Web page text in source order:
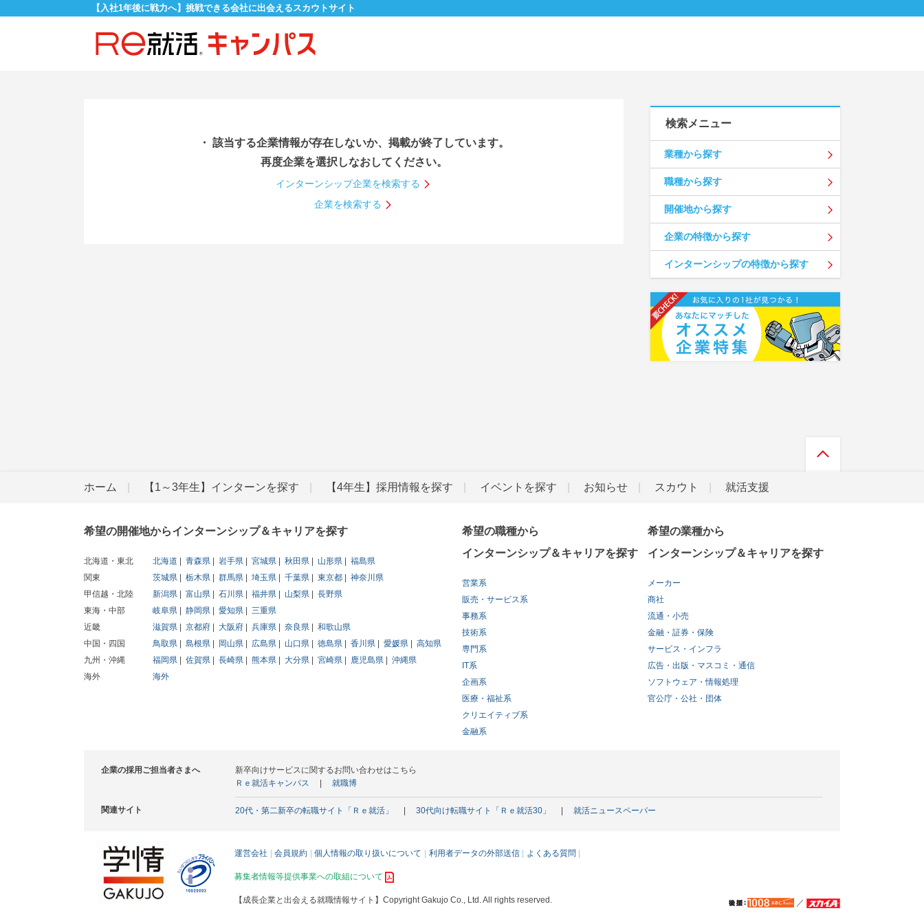
【入社1年後に戦力へ】挑戦できる会社に出会えるスカウトサイト
・ 該当する企業情報が存在しないか、掲載が終了しています。
再度企業を選択しなおしてください。
インターンシップ企業を検索する
企業を検索する
検索メニュー
業種から探す
職種から探す
開催地から探す
企業の特徴から探す
インターンシップの特徴から探す
ホーム 【1～3年生】インターンを探す 【4年生】採用情報を探す イベントを探す お知らせ スカウト 就活支援
希望の開催地からインターンシップ＆キャリアを探す
北海道・東北 北海道 青森県 岩手県 宮城県 秋田県 山形県
福島県
関東
茨城県 栃木県 群馬県 埼玉県 千葉県 東京都
神奈川県
甲信越・北陸
新潟県 富山県 石川県 福井県 山梨県
長野県
東海・中部
岐阜県 静岡県 愛知県
三重県
近畿
滋賀県 京都府 大阪府 兵庫県 奈良県
和歌山県
中国・四国
鳥取県 島根県 岡山県 広島県 山口県 徳島県 香川県 愛媛県
高知県
九州・沖縄
福岡県 佐賀県 長崎県 熊本県 大分県 宮崎県 鹿児島県
沖縄県
海外
海外
希望の職種から
インターンシップ＆キャリアを探す
営業系
販売・サービス系
事務系
技術系
専門系
IT系
企画系
医療・福祉系
クリエイティブ系
金融系
希望の業種から
インターンシップ＆キャリアを探す
メーカー
商社
流通・小売
金融・証券・保険
サービス・インフラ
広告・出版・マスコミ・通信
ソフトウェア・情報処理
官公庁・公社・団体
企業の採用ご担当者さまへ
新卒向けサービスに関するお問い合わせはこちら
Ｒｅ就活キャンパス
就職博
関連サイト 20代・第二新卒の転職サイト「Ｒｅ就活」 30代向け転職サイト「Ｒｅ就活30」 就活ニュースペーパー
運営会社 会員規約 個人情報の取り扱いについて 利用者データの外部送信 よくある質問
募集者情報等提供事業への取組について
【成長企業と出会える就職情報サイト】 Copyright Gakujo Co., Ltd. All rights reserved. ／